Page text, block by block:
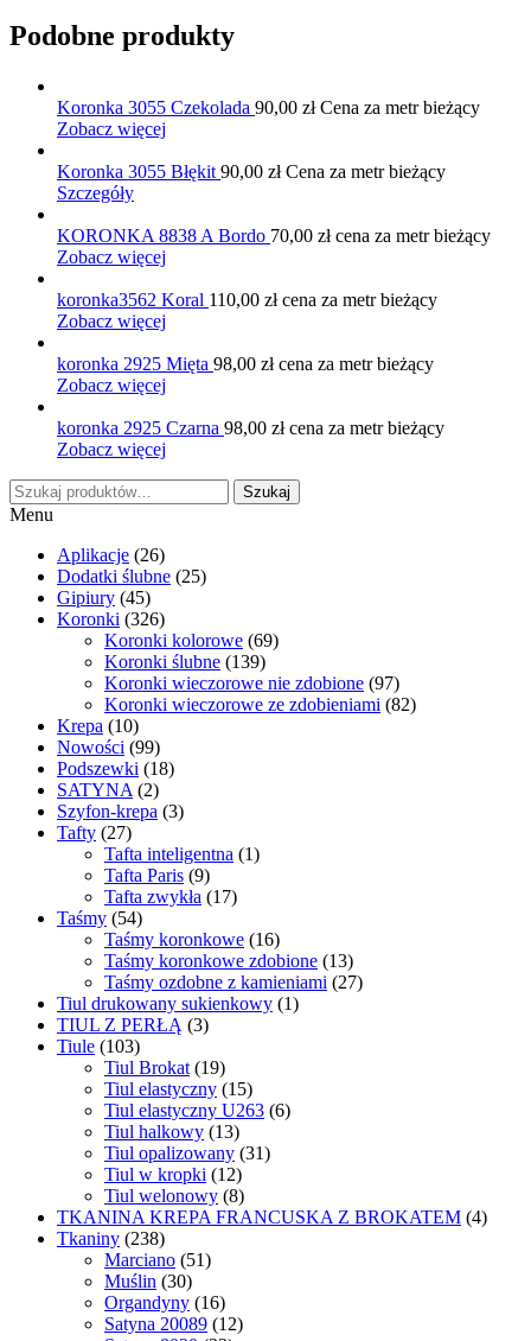
Podobne produkty
Koronka 3055 Czekolada 90,00 złCena za metr bieżący
Zobacz więcej
Koronka 3055 Błękit 90,00 złCena za metr bieżący
Szczegóły
KORONKA 8838 A Bordo 70,00 złcena za metr bieżący
Zobacz więcej
koronka3562 Koral 110,00 złcena za metr bieżący
Zobacz więcej
koronka 2925 Mięta 98,00 złcena za metr bieżący
Zobacz więcej
koronka 2925 Czarna 98,00 złcena za metr bieżący
Zobacz więcej
Szukaj:
Szukaj
Menu
Aplikacje (26)
Dodatki ślubne (25)
Gipiury (45)
Koronki (326)
Koronki kolorowe (69)
Koronki ślubne (139)
Koronki wieczorowe nie zdobione (97)
Koronki wieczorowe ze zdobieniami (82)
Krepa (10)
Nowości (99)
Podszewki (18)
SATYNA (2)
Szyfon-krepa (3)
Tafty (27)
Tafta inteligentna (1)
Tafta Paris (9)
Tafta zwykła (17)
Taśmy (54)
Taśmy koronkowe (16)
Taśmy koronkowe zdobione (13)
Taśmy ozdobne z kamieniami (27)
Tiul drukowany sukienkowy (1)
TIUL Z PERŁĄ (3)
Tiule (103)
Tiul Brokat (19)
Tiul elastyczny (15)
Tiul elastyczny U263 (6)
Tiul halkowy (13)
Tiul opalizowany (31)
Tiul w kropki (12)
Tiul welonowy (8)
TKANINA KREPA FRANCUSKA Z BROKATEM (4)
Tkaniny (238)
Marciano (51)
Muślin (30)
Organdyny (16)
Satyna 20089 (12)